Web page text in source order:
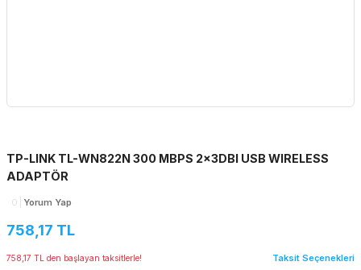
TP-LINK TL-WN822N 300 MBPS 2x3DBI USB WIRELESS
ADAPTÖR
0 Yorum Yap
758,17 TL
758,17 TL den başlayan taksitlerle! Taksit Seçenekleri